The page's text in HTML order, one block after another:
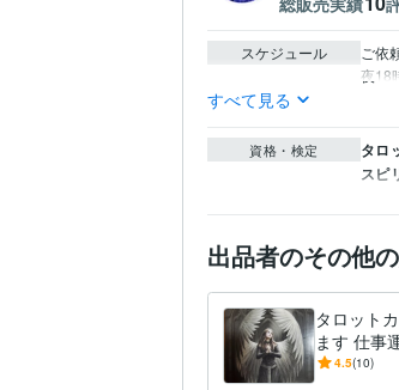
スケジュール
ご依
夜18
すべて見る
資格・検定 タロ
スピ
出品者のその他
タロット
ます 仕事
他色々占い
4.5(10)